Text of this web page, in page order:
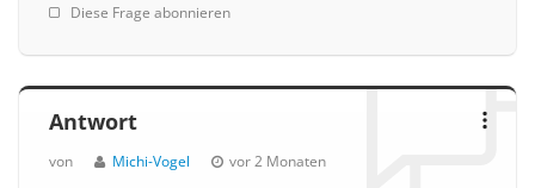
Diese Frage abonnieren
Antwort
von Michi-Vogel vor 2 Monaten